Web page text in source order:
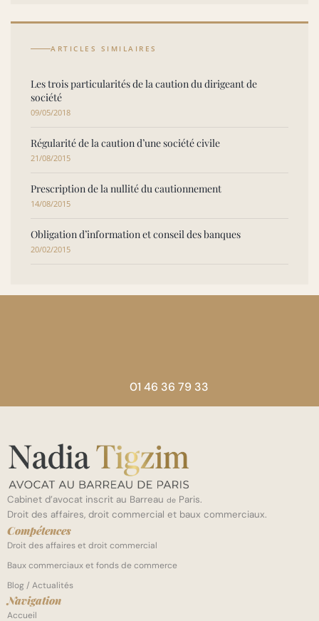
ARTICLES SIMILAIRES
Les trois particularités de la caution du dirigeant de
société
09/05/2018
Régularité de la caution d’une société civile
21/08/2015
Prescription de la nullité du cautionnement
14/08/2015
Obligation d’information et conseil des banques
20/02/2015
01 46 36 79 33
Cabinet d’avocat inscrit au Barreau de Paris.
Droit des affaires, droit commercial et baux commerciaux.
Compétences
Droit des affaires et droit commercial
Baux commerciaux et fonds de commerce
Blog / Actualités
Navigation
Accueil